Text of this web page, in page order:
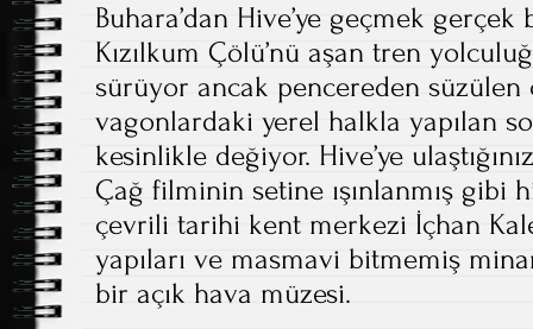
Buhara’dan Hive’ye geçmek
Kızılkum Çölü’nü aşan tren
sürüyor ancak pencereden süzülen
vagonlardaki yerel halkla yapılan
kesinlikle değiyor. Hive’ye
Çağ filminin setine ışınlanmış gibi
çevrili tarihi kent merkezi İçhan
yapıları ve masmavi bitmemiş
bir açık hava müzesi.